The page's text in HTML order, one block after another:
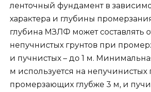
ленточный фундамент в
характера и глубины
глубина МЗЛФ может составлять
непучнистых грунтов при
и пучнистых – до 1 м.
м используется на непучинистых
промерзающих глубже 3 м, и